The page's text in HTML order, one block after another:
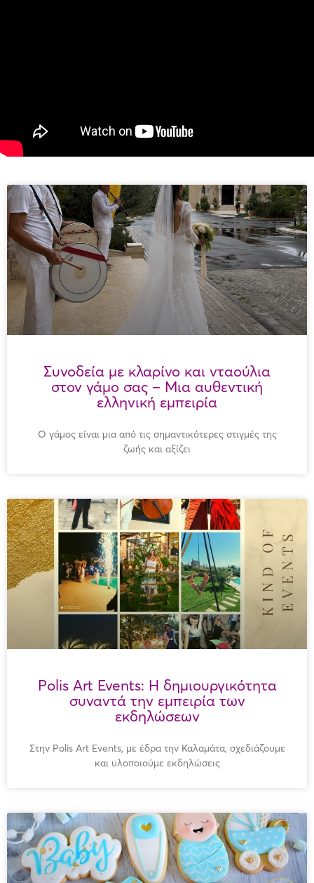
Συνοδεία με κλαρίνο και νταούλια
στον γάμο σας – Μια αυθεντική
ελληνική εμπειρία
Ο γάμος είναι μια από τις σημαντικότερες στιγμές της
ζωής και αξίζει
Polis Art Events: Η δημιουργικότητα
συναντά την εμπειρία των
εκδηλώσεων
Στην Polis Art Events, με έδρα την Καλαμάτα, σχεδιάζουμε
και υλοποιούμε εκδηλώσεις